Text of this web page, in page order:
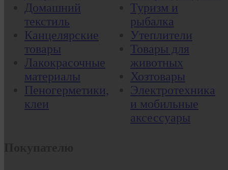
Домашний
текстиль
Канцелярские
товары
Лакокрасочные
материалы
Пеногерметики,
клеи
Туризм и
рыбалка
Утеплители
Товары для
животных
Хозтовары
Электротехника
и мобильные
аксессуары